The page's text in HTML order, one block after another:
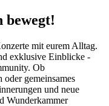
bewegt!
mit eurem Alltag.
exklusive Einblicke -
Ob
gemeinsames
und neue
Wunderkammer